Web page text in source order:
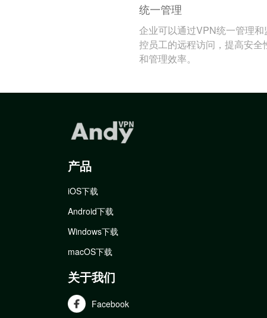
统一管理
企业可以通过VPN统一管理和
控员工的远程访问，提高安全
和管理效率。
产品
iOS下载
Android下载
Windows下载
macOS下载
关于我们
Facebook